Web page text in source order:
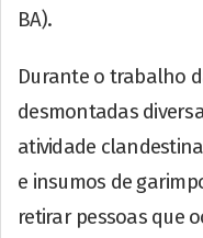
BA).
Durante o trabalho
desmontadas
atividade
e insumos de
retirar pessoas que